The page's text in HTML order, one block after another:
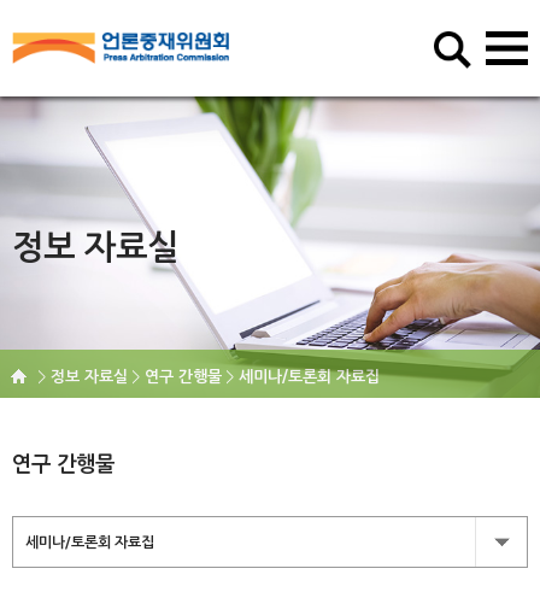
정보 자료실
정보 자료실 연구 간행물 세미나/토론회 자료집
연구 간행물
세미나/토론회 자료집